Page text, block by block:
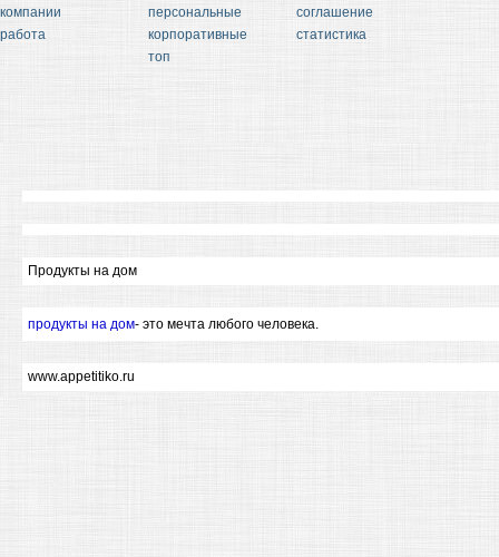
компании
работа
персональные
корпоративные
топ
соглашение
статистика
Продукты на дом
продукты на дом- это мечта любого человека.
www.appetitiko.ru